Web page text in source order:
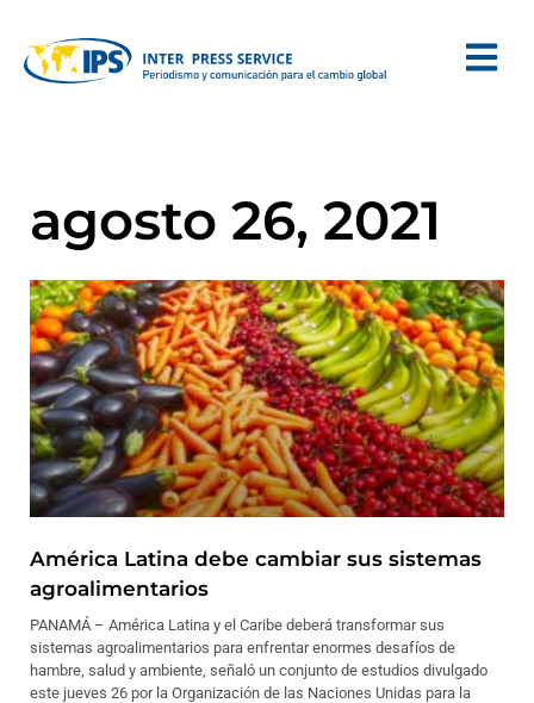
agosto 26, 2021
América Latina debe cambiar sus sistemas
agroalimentarios
PANAMÁ – América Latina y el Caribe deberá transformar sus
sistemas agroalimentarios para enfrentar enormes desafíos de
hambre, salud y ambiente, señaló un conjunto de estudios divulgado
este jueves 26 por la Organización de las Naciones Unidas para la